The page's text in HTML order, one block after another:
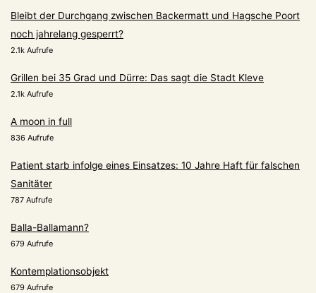
Bleibt der Durchgang zwischen Backermatt und Hagsche Poort
noch jahrelang gesperrt?
2.1k Aufrufe
Grillen bei 35 Grad und Dürre: Das sagt die Stadt Kleve
2.1k Aufrufe
A moon in full
836 Aufrufe
Patient starb infolge eines Einsatzes: 10 Jahre Haft für falschen
Sanitäter
787 Aufrufe
Balla-Ballamann?
679 Aufrufe
Kontemplationsobjekt
679 Aufrufe